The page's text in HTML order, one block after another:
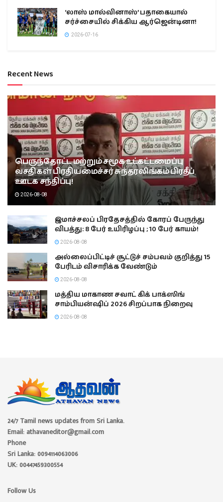
‘லாஸ் மால்வினாஸ்’ பதாகையால்
சர்ச்சையில் சிக்கிய ஆர்ஜென்டினா!
2026-07-16
Recent News
பெருந்தோட்ட மற்றும் சமூக உட்கட்டமைப்பு
வசதிகள் பிரதியமைச்சர் சுந்தரலிங்கம் பிரதீப்
ஊடக சந்திப்பு!
2026-08-08
இமாச்சலப் பிரதேசத்தில் கோரப் பேருந்து
விபத்து: 8 பேர் உயிரிழப்பு ; 10 பேர் காயம்!
2026-08-08
அல்லைப்பிட்டிச் சூட்டுச் சம்பவம் குறித்து 15
பேரிடம் விசாரிக்க வேண்டும்
2026-08-08
மத்திய மாகாண சவாட் கிக் பாக்ஸிங்
சாம்பியன்ஷிப் 2026 சிறப்பாக நிறைவு
2026-08-08
24/7 Tamil news updates from Sri Lanka.
Email: athavaneditor@gmail.com
Phone
Sri Lanka: 0094114063006
UK: 00447459300554
Follow Us